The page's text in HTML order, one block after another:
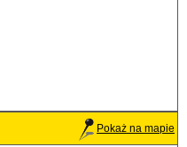
Pokaż na mapie